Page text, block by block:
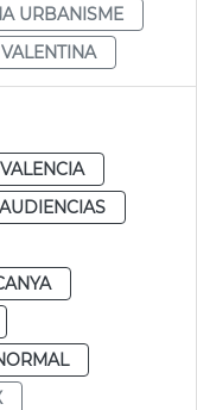
URBANISME
VALENCIA